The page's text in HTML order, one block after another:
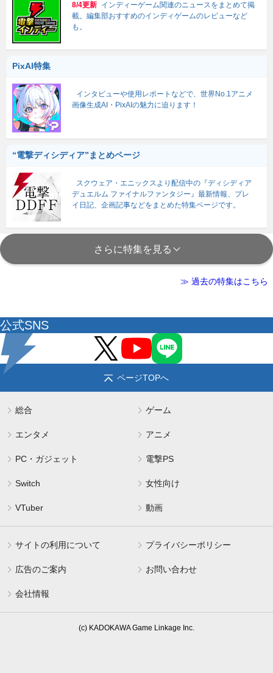
8/4更新 インディーゲーム関連のニュースをまとめて掲
載。編集部おすすめのインディゲームのレビューなど
も。
PixAI特集
インタビューや使用レポートなどで、世界No.1アニメ
画像生成AI・PixAIの魅力に迫ります！
“電撃ディシディア”まとめページ
スクウェア・エニックスより配信中の『ディシディア
デュエルム ファイナルファンタジー』最新情報、プレ
イ日記、企画記事などをまとめた特集ページです。
さらに特集を見る
≫ 過去の特集はこちら
公式SNS
ページTOPへ
総合 ゲーム
エンタメ アニメ
PC・ガジェット 電撃PS
Switch 女性向け
VTuber 動画
サイトの利用について プライバシーポリシー
広告のご案内 お問い合わせ
会社情報
(c) KADOKAWA Game Linkage Inc.